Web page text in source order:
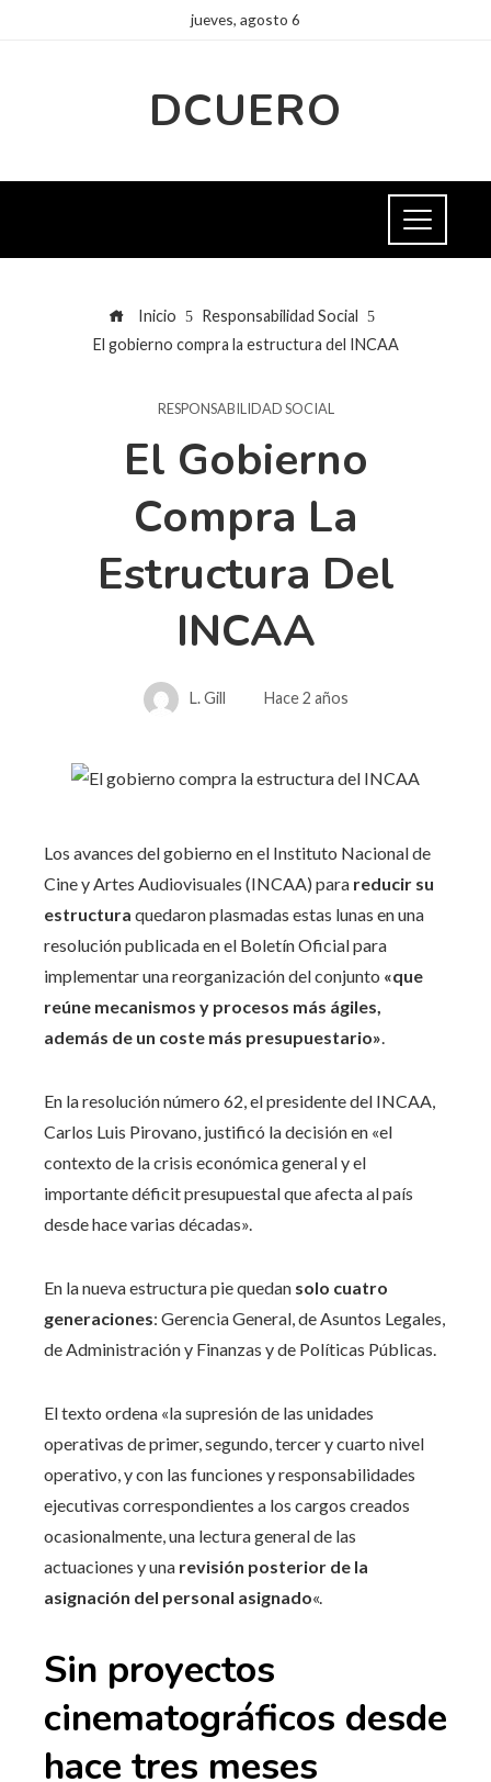
jueves, agosto 6
DCUERO
Inicio
Responsabilidad Social
El gobierno compra la estructura del INCAA
RESPONSABILIDAD SOCIAL
El Gobierno
Compra La
Estructura Del
INCAA
L. Gill Hace 2 años
Los avances del gobierno en el Instituto Nacional de
Cine y Artes Audiovisuales (INCAA) para reducir su
estructura quedaron plasmadas estas lunas en una
resolución publicada en el Boletín Oficial para
implementar una reorganización del conjunto «que
reúne mecanismos y procesos más ágiles,
además de un coste más presupuestario».
En la resolución número 62, el presidente del INCAA,
Carlos Luis Pirovano, justificó la decisión en «el
contexto de la crisis económica general y el
importante déficit presupuestal que afecta al país
desde hace varias décadas».
En la nueva estructura pie quedan solo cuatro
generaciones: Gerencia General, de Asuntos Legales,
de Administración y Finanzas y de Políticas Públicas.
El texto ordena «la supresión de las unidades
operativas de primer, segundo, tercer y cuarto nivel
operativo, y con las funciones y responsabilidades
ejecutivas correspondientes a los cargos creados
ocasionalmente, una lectura general de las
actuaciones y una revisión posterior de la
asignación del personal asignado«.
Sin proyectos
cinematográficos desde
hace tres meses